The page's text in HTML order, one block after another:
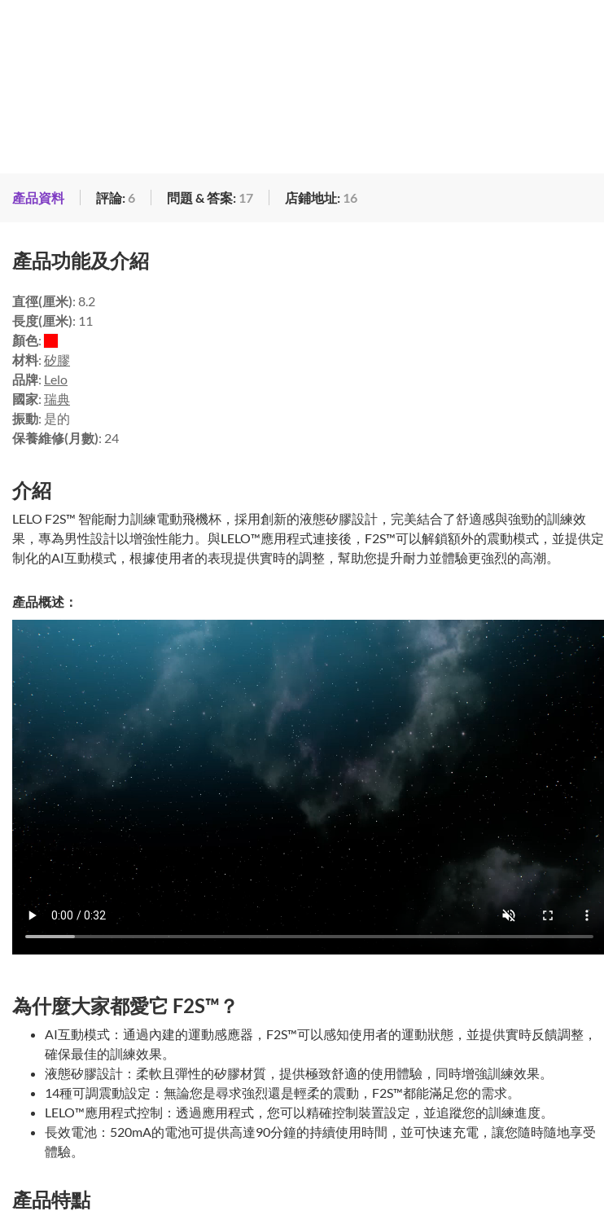
產品資料 評論:6 問題 & 答案: 17 店鋪地址: 16
產品功能及介紹
直徑(厘米): 8.2
長度(厘米): 11
顏色:
材料: 矽膠
品牌: Lelo
國家: 瑞典
振動: 是的
保養維修(月數): 24
介紹
LELO F2S™ 智能耐力訓練電動飛機杯，採用創新的液態矽膠設計，完美結合了舒適感與強勁的訓練效
果，專為男性設計以增強性能力。與LELO™應用程式連接後，F2S™可以解鎖額外的震動模式，並提供定
制化的AI互動模式，根據使用者的表現提供實時的調整，幫助您提升耐力並體驗更強烈的高潮。
產品概述：
為什麼大家都愛它 F2S™？
AI互動模式：通過內建的運動感應器，F2S™可以感知使用者的運動狀態，並提供實時反饋調整，
確保最佳的訓練效果。
液態矽膠設計：柔軟且彈性的矽膠材質，提供極致舒適的使用體驗，同時增強訓練效果。
14種可調震動設定：無論您是尋求強烈還是輕柔的震動，F2S™都能滿足您的需求。
LELO™應用程式控制：透過應用程式，您可以精確控制裝置設定，並追蹤您的訓練進度。
長效電池：520mA的電池可提供高達90分鐘的持續使用時間，並可快速充電，讓您隨時隨地享受
體驗。
產品特點